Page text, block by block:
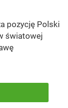
pozycję Polski
światowej